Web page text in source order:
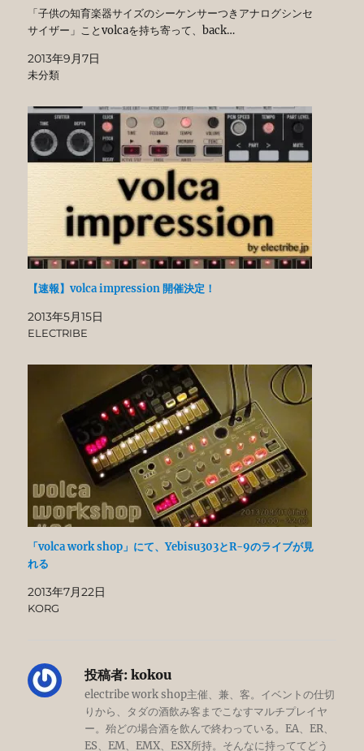
「子供の知育楽器サイズのシーケンサーつきアナログシンセ
サイザー」ことvolcaを持ち寄って、back…
2013年9月7日
未分類
【速報】volca impression 開催決定！
2013年5月15日
ELECTRIBE
「volca work shop」にて、Yebisu303とR-9のライブが見
れる
2013年7月22日
KORG
投稿者: kokou
electribe work shop主催、兼、客。イベントの仕切
りから、タダの酒飲み客までこなすマルチプレイヤ
ー。殆どの場合酒を飲んで終わっている。EA、ER、
ES、EM、EMX、ESX所持。そんなに持っててどう